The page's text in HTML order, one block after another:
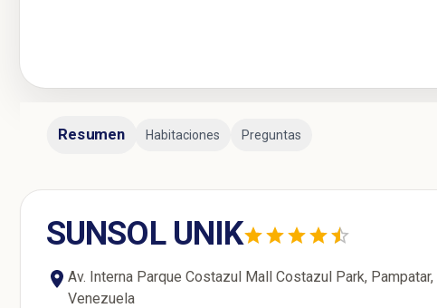
Resumen Habitaciones Preguntas
SUNSOL UNIK
Av. Interna Parque Costazul Mall Costazul Park,
Venezuela